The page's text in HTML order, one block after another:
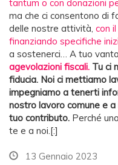
tantum o con donazioni
ma che ci consentono di
delle nostre attività, con
finanziando specifiche
a sostenerci… A tuo
agevolazioni fiscali. Tu ci
fiducia. Noi ci mettiamo
impegniamo a tenerti
nostro lavoro comune e
tuo contributo. Perché
te e a noi.[:]
13 Gennaio 2023